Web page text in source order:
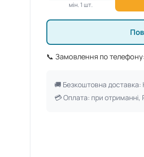
мін. 1 шт.
📞 Замовлення по телефону:
🚚 Безкоштовна
💳 Оплата: при